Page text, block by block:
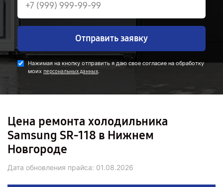
Отправить заявку
Нажимая на кнопку отправить я даю свое согласие на обработку
моих персональных данных.
Цена ремонта холодильника
Samsung SR-118 в Нижнем
Новгороде
Дата обновления прайса: 01.08.2026